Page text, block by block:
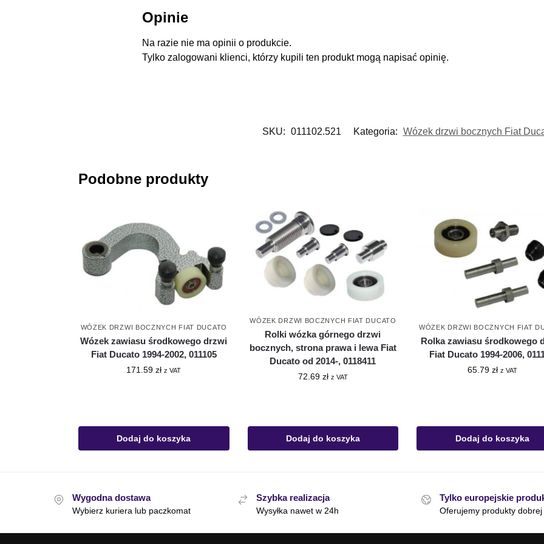
Opinie
Na razie nie ma opinii o produkcie.
Tylko zalogowani klienci, którzy kupili ten produkt mogą napisać opinię.
SKU: 011102.521 Kategoria: Wózek drzwi bocznych Fiat
Podobne produkty
WÓZEK DRZWI BOCZNYCH FIAT DUCATO
Wózek zawiasu środkowego drzwi
Fiat Ducato 1994-2002, 011105
171.59zł z VAT
Dodaj do koszyka
WÓZEK DRZWI BOCZNYCH FIAT DUCATO
Rolki wózka górnego drzwi
bocznych, strona prawa i lewa Fiat
Ducato od 2014-, 0118411
72.69 zł z VAT
Dodaj do koszyka
WÓZEK DRZWI BOCZNYCH FIAT
Rolka zawiasu środkowego
Fiat Ducato 1994-2006,
65.79 zł z VAT
Dodaj do koszyka
Wygodna dostawa
Wybierz kuriera lub paczkomat
Szybka realizacja
Wysyłka nawet w 24h
Tylko europejskie
Oferujemy produkty dobrej